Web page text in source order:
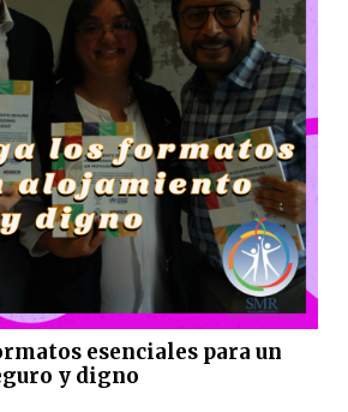
esenciales para un
y digno